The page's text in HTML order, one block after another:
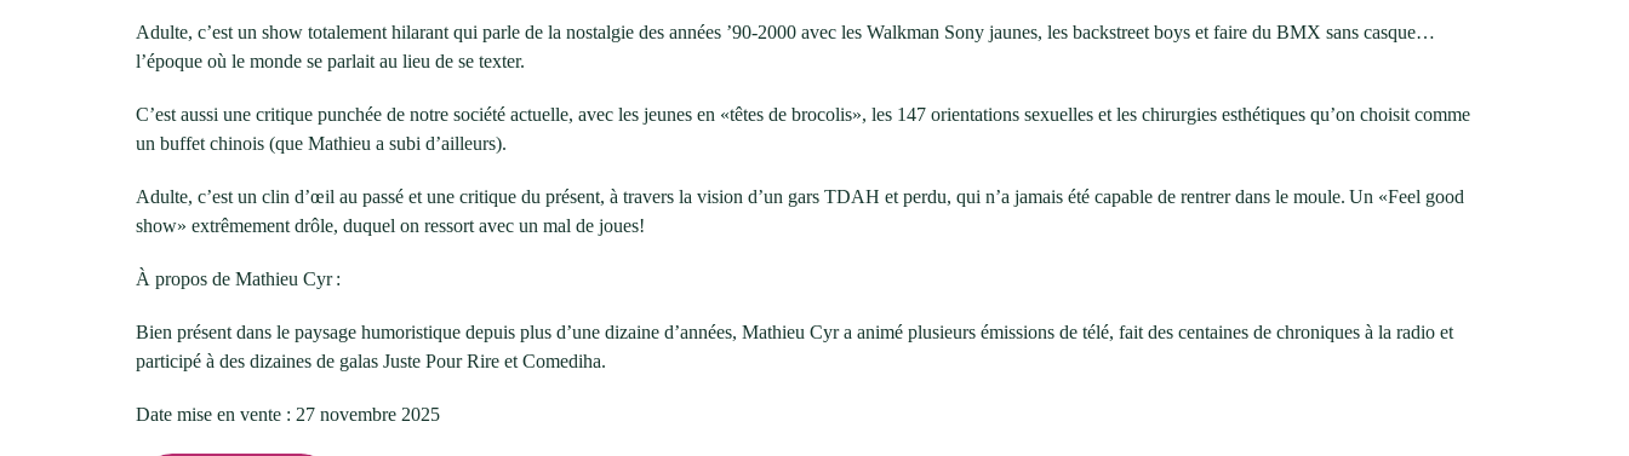
Adulte, c’est un show totalement hilarant qui parle de la nostalgie des années ’90-2000 avec les Walkman Sony jaunes, les backstreet boys et faire du BMX sans casque…
l’époque où le monde se parlait au lieu de se texter.
C’est aussi une critique punchée de notre société actuelle, avec les jeunes en «têtes de brocolis», les 147 orientations sexuelles et les chirurgies esthétiques qu’on choisit comme
un buffet chinois (que Mathieu a subi d’ailleurs).
Adulte, c’est un clin d’œil au passé et une critique du présent, à travers la vision d’un gars TDAH et perdu, qui n’a jamais été capable de rentrer dans le moule. Un «Feel good
show» extrêmement drôle, duquel on ressort avec un mal de joues!
À propos de Mathieu Cyr :
Bien présent dans le paysage humoristique depuis plus d’une dizaine d’années, Mathieu Cyr a animé plusieurs émissions de télé, fait des centaines de chroniques à la radio et
participé à des dizaines de galas Juste Pour Rire et Comediha.
Date mise en vente : 27 novembre 2025